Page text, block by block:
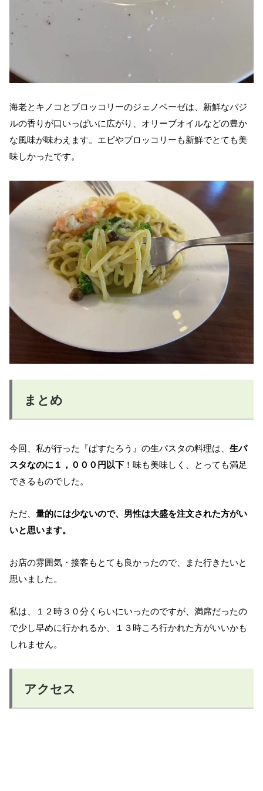
海老とキノコとブロッコリーのジェノベーゼは、新鮮なバジ
ルの香りが口いっぱいに広がり、オリーブオイルなどの豊か
な風味が味わえます。エビやブロッコリーも新鮮でとても美
味しかったです。
まとめ
今回、私が行った『ぱすたろう』の生パスタの料理は、 生パ
スタなのに１，０００円以下 ！味も美味しく、とっても満足
できるものでした。
ただ、 量的には少ないので、男性は大盛を注文された方がい
いと思います。
お店の雰囲気・接客もとても良かったので、また行きたいと
思いました。
私は、１２時３０分くらいにいったのですが、満席だったの
で少し早めに行かれるか、１３時ころ行かれた方がいいかも
しれません。
アクセス